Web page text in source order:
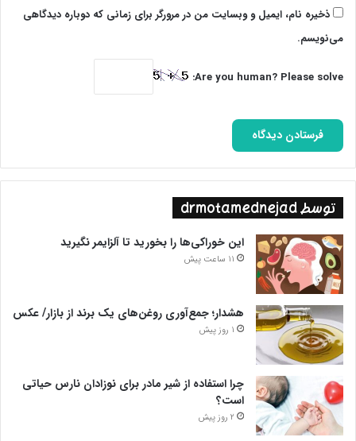
ذخیره نام، ایمیل و وبسایت من در مرورگر برای زمانی که دوباره دیدگاهی
می‌نویسم.
Are you human? Please solve:
توسط drmotamednejad
این خوراکی‌ها را بخورید تا آلزایمر نگیرید
11 ساعت پیش
هشدار؛ جمع‌آوری روغن‌های یک برند از بازار/ عکس
1 روز پیش
چرا استفاده از شیر مادر برای نوزادان نارس حیاتی
است؟
2 روز پیش